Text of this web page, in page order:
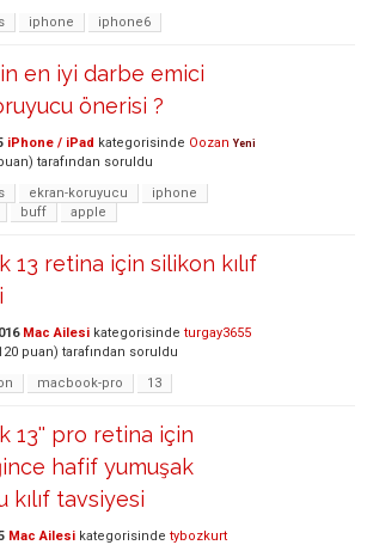
iphone iphone6
en iyi darbe emici
önerisi ?
iPhone / iPad kategorisinde Oozan Yeni
tarafından soruldu
ekran-koruyucu
iphone
buff apple
13 retina için silikon kılıf
Mac Ailesi kategorisinde turgay3655
puan) tarafından soruldu
macbook-pro 13
13'' pro retina için
hafif yumuşak
kılıf tavsiyesi
Mac Ailesi kategorisinde tybozkurt